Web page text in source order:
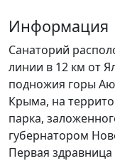
Информация
Санаторий
линии в 12 км от
подножия горы
Крыма, на
парка,
губернатором
Первая